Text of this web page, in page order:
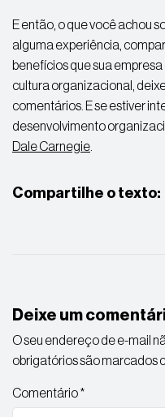
E então, o que você achou
alguma experiência,
benefícios que sua
cultura organizacional,
comentários. E se estiver
desenvolvimento
Dale Carnegie
Deixe um
O seu endereço de e-mail
obrigatórios são marcados
Comentário*